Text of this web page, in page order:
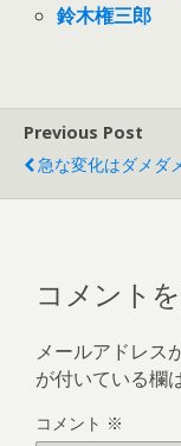
鈴木権三郎
Previous Post
急な変化はダメダ
コメント
メールアドレス
が付いている欄
コメント ※